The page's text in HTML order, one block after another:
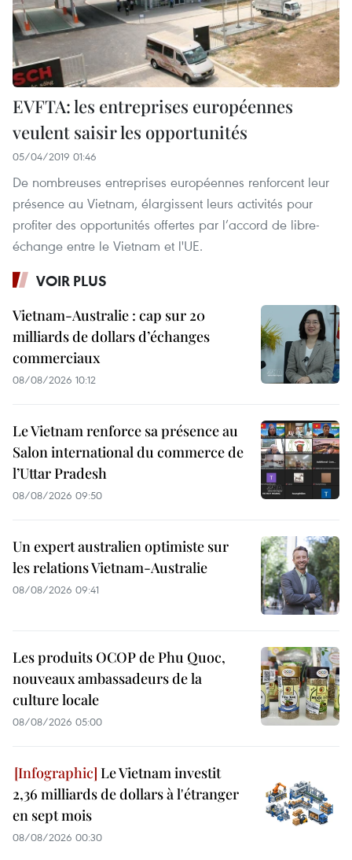
EVFTA: les entreprises européennes
veulent saisir les opportunités
05/04/2019 01:46
De nombreuses entreprises européennes renforcent leur
présence au Vietnam, élargissent leurs activités pour
profiter des opportunités offertes par l’accord de libre-
échange entre le Vietnam et l'UE.
VOIR PLUS
Vietnam-Australie : cap sur 20
milliards de dollars d’échanges
commerciaux
08/08/2026 10:12
Le Vietnam renforce sa présence au
Salon international du commerce de
l’Uttar Pradesh
08/08/2026 09:50
Un expert australien optimiste sur
les relations Vietnam-Australie
08/08/2026 09:41
Les produits OCOP de Phu Quoc,
nouveaux ambassadeurs de la
culture locale
08/08/2026 05:00
Le Vietnam investit
2,36 milliards de dollars à l'étranger
en sept mois
08/08/2026 00:30